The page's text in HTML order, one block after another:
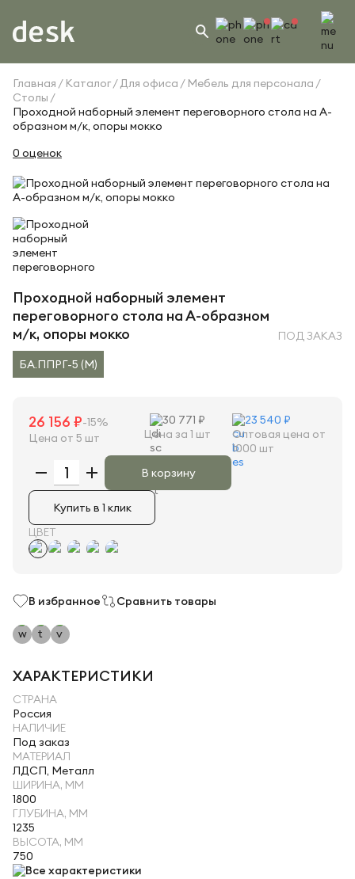
Главная Каталог Для офиса
Мебель для персонала
Столы
Проходной наборный элемент переговорного стола на А-
образном м/к, опоры мокко
0 оценок
Проходной наборный элемент
переговорного стола на А-образном
м/к, опоры мокко
ПОД ЗАКАЗ
БА.ППРГ-5 (M)
26 156 ₽-15%
Цена от 5 шт
30 771 ₽
Цена за 1 шт
23 540 ₽
Оптовая цена от
1000 шт
В корзину
Купить в 1 клик
ЦВЕТ
В избранное Сравнить товары
ХАРАКТЕРИСТИКИ
СТРАНА
Россия
НАЛИЧИЕ
Под заказ
МАТЕРИАЛ
ЛДСП, Металл
ШИРИНА, ММ
1800
ГЛУБИНА, ММ
1235
ВЫСОТА, ММ
750
Все характеристики